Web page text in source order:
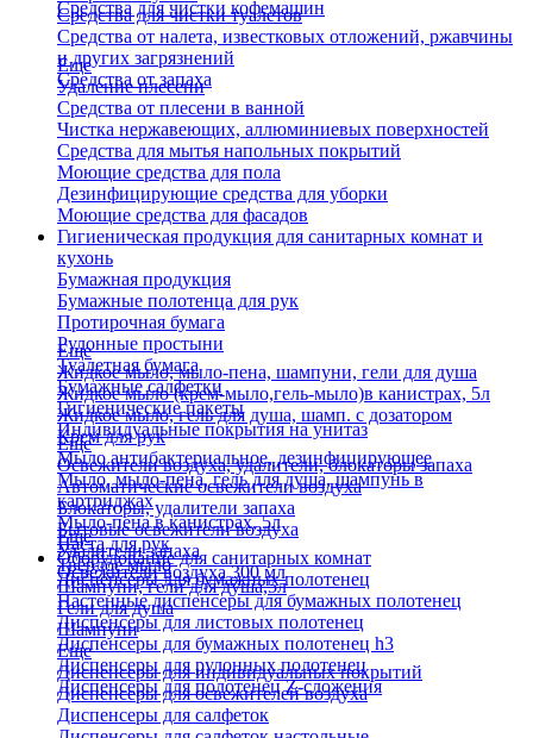
Средства для чистки кофемашин
Средства для чистки туалетов
Средства от налета, известковых отложений, ржавчины
и других загрязнений
Средства от запаха
Еще
Удаление плесени
Средства от плесени в ванной
Чистка нержавеющих, аллюминиевых поверхностей
Средства для мытья напольных покрытий
Моющие средства для пола
Дезинфицирующие средства для уборки
Моющие средства для фасадов
Гигиеническая продукция для санитарных комнат и
кухонь
Бумажная продукция
Бумажные полотенца для рук
Протирочная бумага
Рулонные простыни
Туалетная бумага
Бумажные салфетки
Гигиенические пакеты
Индивидуальные покрытия на унитаз
Еще
Жидкое мыло, мыло-пена, шампуни, гели для душа
Жидкое мыло (крем-мыло,гель-мыло)в канистрах, 5л
Жидкое мыло, гель для душа, шамп. с дозатором
Крем для рук
Мыло антибактериальное, дезинфицирующее
Мыло, мыло-пена, гель для душа, шампунь в
картриджах
Мыло-пена в канистрах, 5л
Паста для рук
Твердое мыло
Шампуни, гели для душа,5л
Гели для душа
Шампуни
Еще
Освежители воздуха, удалители, блокаторы запаха
Автоматические освежители воздуха
Блокаторы, удалители запаха
Бытовые освежители воздуха
Удалители запаха
Освежители воздуха 300 мл
Еще
Оборудование для санитарных комнат
Диспенсеры для бумажных полотенец
Настенные диспенсеры для бумажных полотенец
Диспенсеры для листовых полотенец
Диспенсеры для бумажных полотенец h3
Диспенсеры для рулонных полотенец
Диспенсеры для полотенец Z-сложения
Еще
Диспенсеры для индивидуальных покрытий
Диспенсеры для освежителей воздуха
Диспенсеры для салфеток